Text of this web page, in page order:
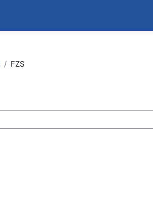
FZS